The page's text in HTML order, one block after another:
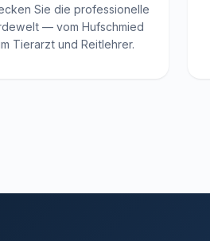
Sie die professionelle
— vom Hufschmied
Tierarzt und Reitlehrer.